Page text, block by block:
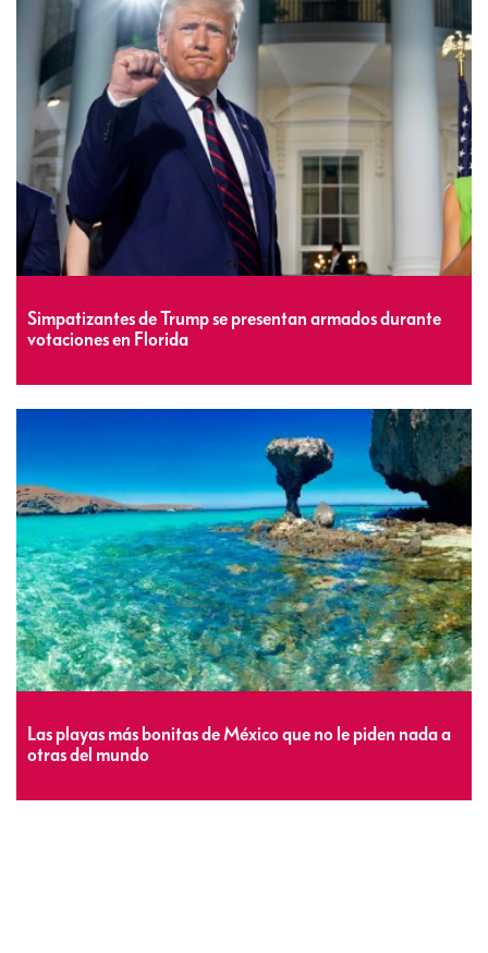
Simpatizantes de Trump se presentan armados durante
votaciones en Florida
Las playas más bonitas de México que no le piden nada a
otras del mundo